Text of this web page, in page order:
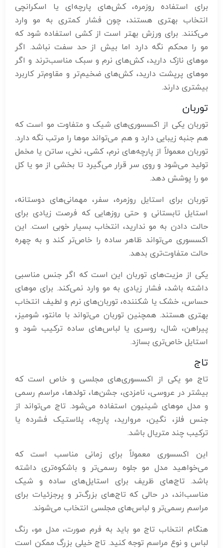
برای استفاده روزمره، کش‌های پارچه‌ای یا اسکرانچی
انتخاب بهتری هستند، چون فشار کمتری به مو وارد
می‌کنند. برای ورزش بهتر است از کشی استفاده شود که
مو را محکم نگه دارد اما بیش از حد سفت نباشد. اگر
موهای نازک دارید، کش‌های نرم و سبک مناسب‌ترند و اگر
موهای پرپشت دارید، کش‌های ضخیم‌تر و مقاوم‌تر کاربرد
بیشتری دارند.
توربان
توربان یکی از اکسسوری‌های شیک و متفاوت مو است که
هم جنبه زیبایی دارد و هم می‌تواند موها را مرتب نگه دارد.
توربان معمولاً از پارچه‌های نرم، کشی، نخی، ساتن یا مخمل
تولید می‌شود و روی سر قرار می‌گیرد تا بخشی از مو یا کل
مو را پوشش دهد.
توربان برای استایل روزمره، سفر، مهمانی‌های دوستانه،
استایل تابستانی و حتی روزهایی که فرصت زیادی برای
حالت دادن به مو ندارید، انتخاب بسیار خوبی است. این
اکسسوری می‌تواند ظاهر ساده را خاص‌تر کند و به چهره
حالت متفاوت‌تری بدهد.
یکی از مزیت‌های توربان این است که اگر جنس مناسبی
داشته باشد، فشار زیادی به مو وارد نمی‌کند. برای موهای
حساس، خشک یا شکننده، توربان‌های نرم و لطیف انتخاب
بهتری هستند. همچنین توربان می‌تواند با مانتو، شومیز،
پیراهن، شال، روسری یا لباس‌های ساده ترکیب شود و
استایل خاص‌تری بسازد.
تاج
تاج مو یکی از اکسسوری‌های مجلسی و خاص است که
بیشتر در عروسی، نامزدی، جشن‌ها، تولدها، مراسم رسمی
و مدل موهای شینیون استفاده می‌شود. تاج می‌تواند از
جنس فلز، نگین، مروارید، پارچه، پلاستیک فشرده یا
ترکیب چند متریال باشد.
این اکسسوری معمولاً برای زمانی مناسب است که
می‌خواهید مدل مو جلوه رسمی‌تر و باشکوه‌تری داشته
باشد. تاج‌های ظریف برای استایل‌های ساده و شیک
مناسب‌اند، در حالی که تاج‌های بزرگ‌تر و پرجزئیات برای
مراسم رسمی‌تر و لباس‌های مجلسی انتخاب می‌شوند.
هنگام انتخاب تاج مو باید به فرم صورت، مدل مو، رنگ
لباس و نوع مراسم توجه کنید. تاج خیلی بزرگ ممکن است